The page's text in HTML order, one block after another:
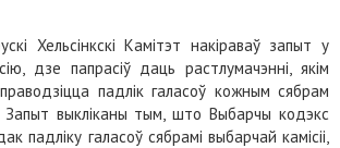
Хельсінкскі Камітэт накіраваў запыт у
дзе папрасіў даць растлумачэнні, якім
падлік галасоў кожным сябрам
Запыт выкліканы тым, што Выбарчы кодэкс
падліку галасоў сябрамі выбарчай камісіі,